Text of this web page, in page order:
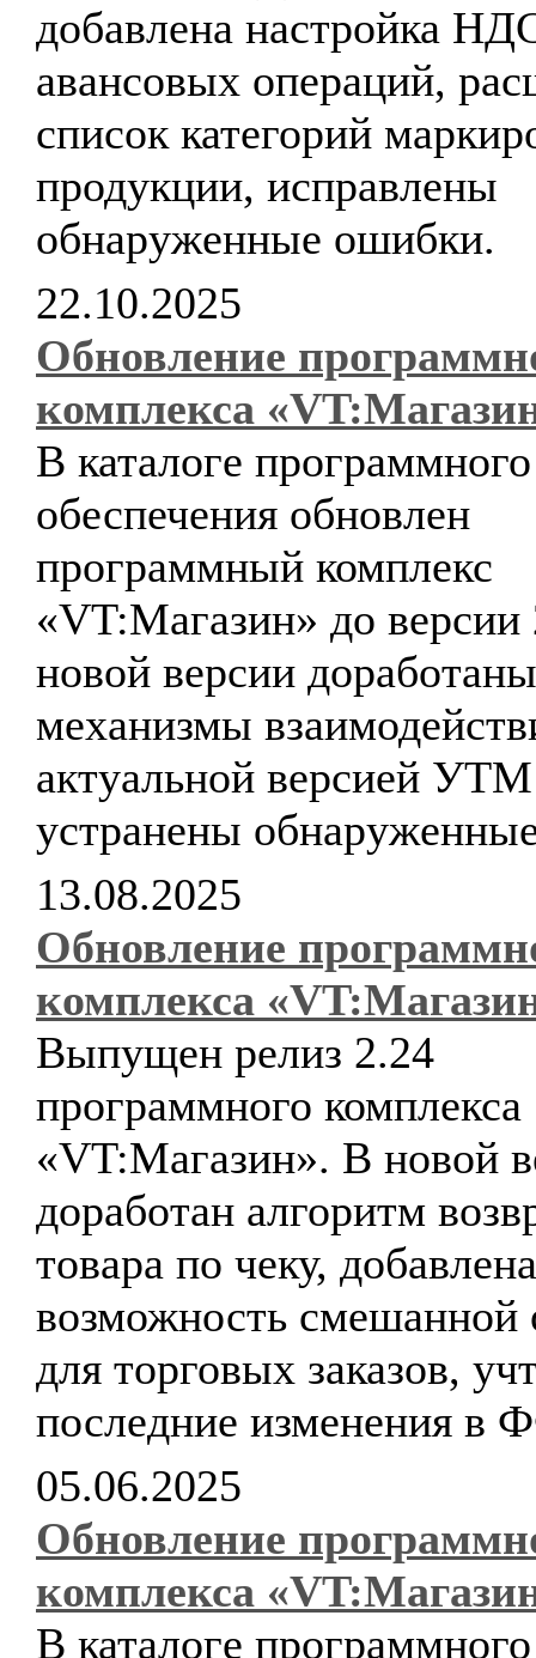
добавлена настройка
авансовых операций,
список категорий
продукции, исправлены
обнаруженные ошибки.
22.10.2025
Обновление
комплекса
В каталоге программного
обеспечения обновлен
программный комплекс
«VT:Магазин» до
новой версии доработаны
механизмы
актуальной версией
устранены
13.08.2025
Обновление
комплекса
Выпущен релиз 2.24
программного комплекса
«VT:Магазин». В новой
доработан алгоритм
товара по чеку, добавлена
возможность смешанной
для торговых заказов,
последние изменения в
05.06.2025
Обновление
комплекса
В каталоге программного